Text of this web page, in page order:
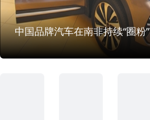
中国品牌汽车在南非持续“圈粉”